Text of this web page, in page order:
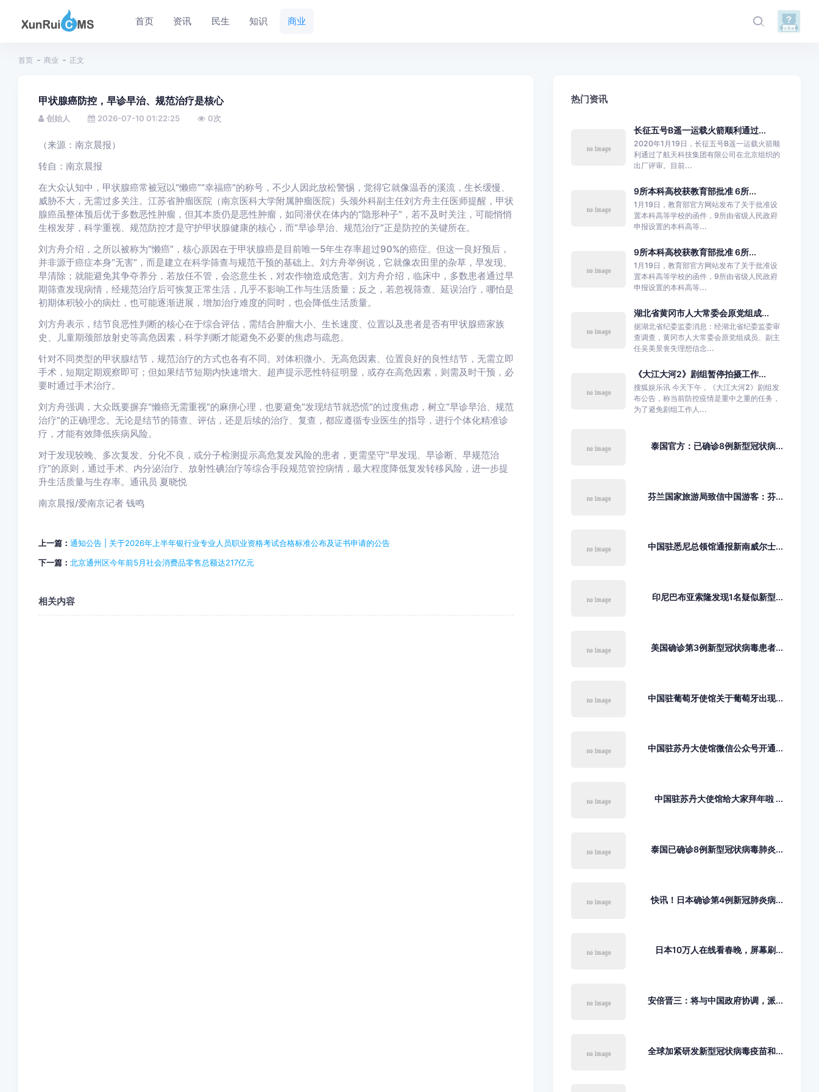
首页 资讯 民生 知识 商业
首页 商业 正文
甲状腺癌防控，早诊早治、规范治疗是核心
创始人 2026-07-10 01:22:25 0次
（来源：南京晨报）
转自：南京晨报
在大众认知中，甲状腺癌常被冠以“懒癌”“幸福癌”的称号，不少人因此放松警惕，觉得它就像温吞的溪流，生长缓慢、
威胁不大，无需过多关注。江苏省肿瘤医院（南京医科大学附属肿瘤医院）头颈外科副主任刘方舟主任医师提醒，甲状
腺癌虽整体预后优于多数恶性肿瘤，但其本质仍是恶性肿瘤，如同潜伏在体内的“隐形种子”，若不及时关注，可能悄悄
生根发芽，科学重视、规范防控才是守护甲状腺健康的核心，而“早诊早治、规范治疗”正是防控的关键所在。
刘方舟介绍，之所以被称为“懒癌”，核心原因在于甲状腺癌是目前唯一5年生存率超过90%的癌症。但这一良好预后，
并非源于癌症本身“无害”，而是建立在科学筛查与规范干预的基础上。刘方舟举例说，它就像农田里的杂草，早发现、
早清除；就能避免其争夺养分，若放任不管，会恣意生长，对农作物造成危害。刘方舟介绍，临床中，多数患者通过早
期筛查发现病情，经规范治疗后可恢复正常生活，几乎不影响工作与生活质量；反之，若忽视筛查、延误治疗，哪怕是
初期体积较小的病灶，也可能逐渐进展，增加治疗难度的同时，也会降低生活质量。
刘方舟表示，结节良恶性判断的核心在于综合评估，需结合肿瘤大小、生长速度、位置以及患者是否有甲状腺癌家族
史、儿童期颈部放射史等高危因素，科学判断才能避免不必要的焦虑与疏忽。
针对不同类型的甲状腺结节，规范治疗的方式也各有不同。对体积微小、无高危因素、位置良好的良性结节，无需立即
手术，短期定期观察即可；但如果结节短期内快速增大、超声提示恶性特征明显，或存在高危因素，则需及时干预，必
要时通过手术治疗。
刘方舟强调，大众既要摒弃“懒癌无需重视”的麻痹心理，也要避免“发现结节就恐慌”的过度焦虑，树立“早诊早治、规范
治疗”的正确理念。无论是结节的筛查、评估，还是后续的治疗、复查，都应遵循专业医生的指导，进行个体化精准诊
疗，才能有效降低疾病风险。
对于发现较晚、多次复发、分化不良，或分子检测提示高危复发风险的患者，更需坚守“早发现、早诊断、早规范治
疗”的原则，通过手术、内分泌治疗、放射性碘治疗等综合手段规范管控病情，最大程度降低复发转移风险，进一步提
升生活质量与生存率。通讯员 夏晓悦
南京晨报/爱南京记者 钱鸣
上一篇： 通知公告 | 关于2026年上半年银行业专业人员职业资格考试合格标准公布及证书申请的公告
下一篇： 北京通州区今年前5月社会消费品零售总额达217亿元
相关内容
热门资讯
长征五号B遥一运载火箭顺利通过...
2020年1月19日，长征五号B遥一运载火箭顺
利通过了航天科技集团有限公司在北京组织的
出厂评审。目前...
9所本科高校获教育部批准 6所...
1月19日，教育部官方网站发布了关于批准设
置本科高等学校的函件，9所由省级人民政府
申报设置的本科高等...
9所本科高校获教育部批准 6所...
1月19日，教育部官方网站发布了关于批准设
置本科高等学校的函件，9所由省级人民政府
申报设置的本科高等...
湖北省黄冈市人大常委会原党组成...
据湖北省纪委监委消息：经湖北省纪委监委审
查调查，黄冈市人大常委会原党组成员、副主
任吴美景丧失理想信念...
《大江大河2》剧组暂停拍摄工作...
搜狐娱乐讯 今天下午，《大江大河2》剧组发
布公告，称当前防控疫情是重中之重的任务，
为了避免剧组工作人...
泰国官方：已确诊8例新型冠状病...
芬兰国家旅游局致信中国游客：芬...
中国驻悉尼总领馆通报新南威尔士...
印尼巴布亚索隆发现1名疑似新型...
美国确诊第3例新型冠状病毒患者...
中国驻葡萄牙使馆关于葡萄牙出现...
中国驻苏丹大使馆微信公众号开通...
中国驻苏丹大使馆给大家拜年啦 ...
泰国已确诊8例新型冠状病毒肺炎...
快讯！日本确诊第4例新冠肺炎病...
日本10万人在线看春晚，屏幕刷...
安倍晋三：将与中国政府协调，派...
全球加紧研发新型冠状病毒疫苗和...